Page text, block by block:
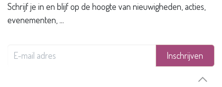
Schrijf je in en blijf op de hoogte van nieuwigheden, acties,
evenementen, ...
Inschrijven